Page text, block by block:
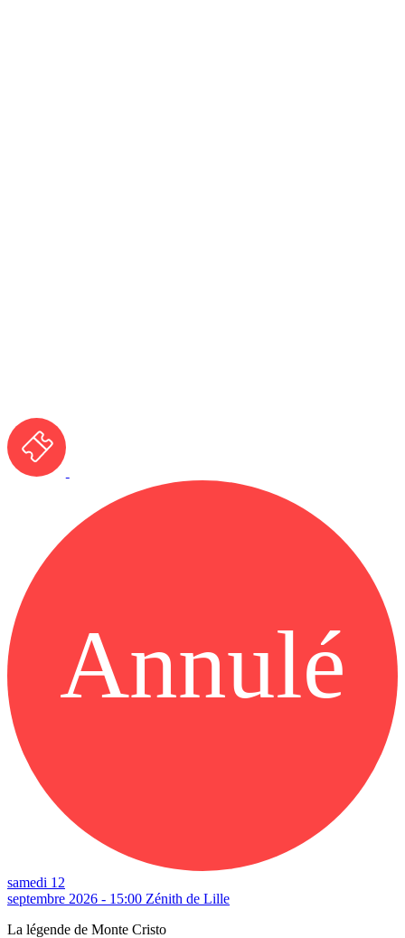
Annulé
samedi 12
septembre 2026 - 15:00 Zénith de Lille
La légende de Monte Cristo